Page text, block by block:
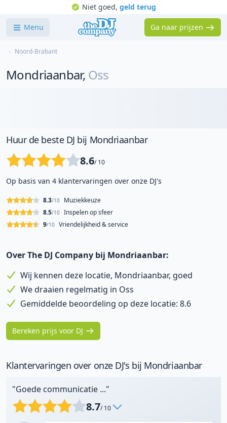
Niet goed, geld terug
Menu Ga naar prijzen
Noord-Brabant
Mondriaanbar, Oss
Huur de beste DJ bij Mondriaanbar
8.6/ 10
Op basis van 4 klantervaringen over onze DJ's
Muziekkeuze
8.3/10
Inspelen op sfeer
8.5/10
Vriendelijkheid & service
9/10
Over The DJ Company bij Mondriaanbar:
Wij kennen deze locatie, Mondriaanbar, goed
We draaien regelmatig in Oss
Gemiddelde beoordeling op deze locatie: 8.6
Bereken prijs voor DJ
Klantervaringen over onze DJ's bij Mondriaanbar
"Goede communicatie ..."
8.7/ 10